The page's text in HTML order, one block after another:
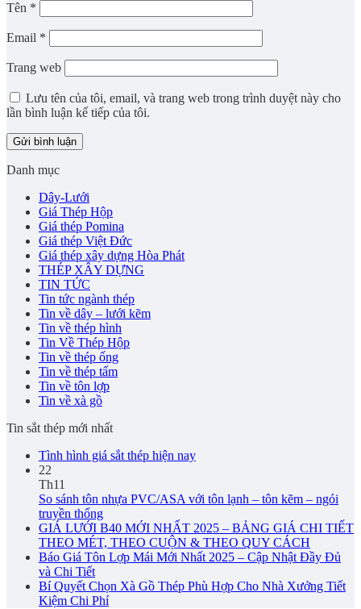
Tên *
Email *
Trang web
Lưu tên của tôi, email, và trang web trong trình duyệt này cho
lần bình luận kế tiếp của tôi.
Danh mục
Dây-Lưới
Giá Thép Hộp
Giá thép Pomina
Giá thép Việt Đức
Giá thép xây dựng Hòa Phát
THÉP XÂY DỰNG
TIN TỨC
Tin tức ngành thép
Tin về dây – lưới kẽm
Tin về thép hình
Tin Về Thép Hộp
Tin về thép ống
Tin về thép tấm
Tin về tôn lợp
Tin về xà gồ
Tin sắt thép mới nhất
Tình hình giá sắt thép hiện nay
22
Th11
So sánh tôn nhựa PVC/ASA với tôn lạnh – tôn kẽm – ngói
truyền thống
GIÁ LƯỚI B40 MỚI NHẤT 2025 – BẢNG GIÁ CHI TIẾT
THEO MÉT, THEO CUỘN & THEO QUY CÁCH
Báo Giá Tôn Lợp Mái Mới Nhất 2025 – Cập Nhật Đầy Đủ
và Chi Tiết
Bí Quyết Chọn Xà Gồ Thép Phù Hợp Cho Nhà Xưởng Tiết
Kiệm Chi Phí